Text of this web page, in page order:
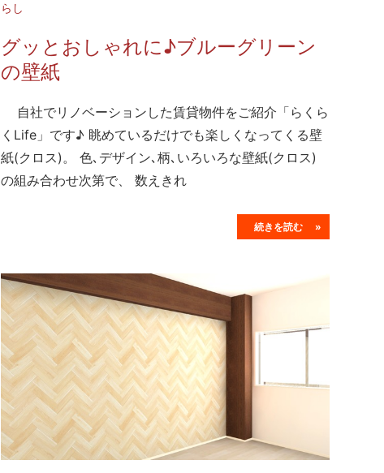
らし
グッとおしゃれに♪ブルーグリーン
の壁紙
自社でリノベーションした賃貸物件をご紹介「らくら
くLife」です♪ 眺めているだけでも楽しくなってくる壁
紙(クロス)。 色､デザイン､柄､いろいろな壁紙(クロス)
の組み合わせ次第で、 数えきれ
続きを読む »